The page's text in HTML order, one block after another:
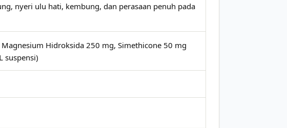
nyeri ulu hati, kembung, dan perasaan penuh pada
Hidroksida 250 mg, Simethicone 50 mg
suspensi)